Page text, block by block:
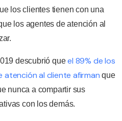
los clientes tienen con una
los agentes de atención al
descubrió queel 89% de los
atención al cliente afirman que
nunca a compartir sus
con los demás.